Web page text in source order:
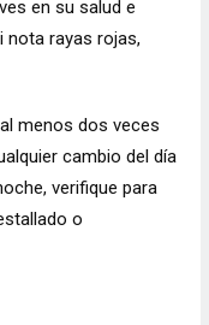
en su salud e
nota rayas rojas,
menos dos veces
cambio del día
verifique para
o